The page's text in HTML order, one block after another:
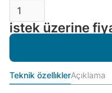
istek üzerine
Teknik özelli̇klerAçıklama